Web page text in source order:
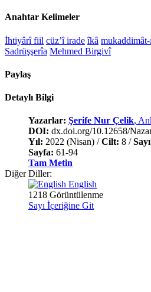
Anahtar Kelimeler
İhtiyârî fiil cüz’î irade îkâ mukaddimât-
Sadrüşşerîa Mehmed Birgivî
Paylaş
Detaylı Bilgi
Yazarlar: Şerife Nur Çelik,
DOI: dx.doi.org/10.12658/
Yıl: 2022 (Nisan) /Cilt: 8 /
Sayfa: 61-94
Tam Metin
Diğer Diller:
English
1218 Görüntülenme
Sayı İçeriğine Git